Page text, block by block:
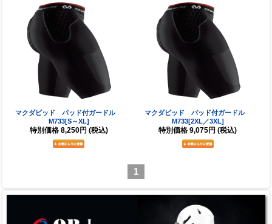
マクダビッド パッド付ガードル
M733[S～XL]
特別価格 8,250円 (税込)
マクダビッド パッド付ガードル
M733[2XL／3XL]
特別価格 9,075円 (税込)
1